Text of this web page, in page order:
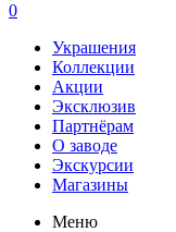
0
Украшения
Коллекции
Акции
Эксклюзив
Партнёрам
О заводе
Экскурсии
Магазины
Меню